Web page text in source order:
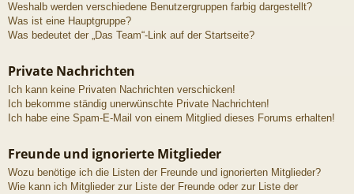
Weshalb werden verschiedene Benutzergruppen farbig dargestellt?
Was ist eine Hauptgruppe?
Was bedeutet der „Das Team“-Link auf der Startseite?
Private Nachrichten
Ich kann keine Privaten Nachrichten verschicken!
Ich bekomme ständig unerwünschte Private Nachrichten!
Ich habe eine Spam-E-Mail von einem Mitglied dieses Forums erhalten!
Freunde und ignorierte Mitglieder
Wozu benötige ich die Listen der Freunde und ignorierten Mitglieder?
Wie kann ich Mitglieder zur Liste der Freunde oder zur Liste der